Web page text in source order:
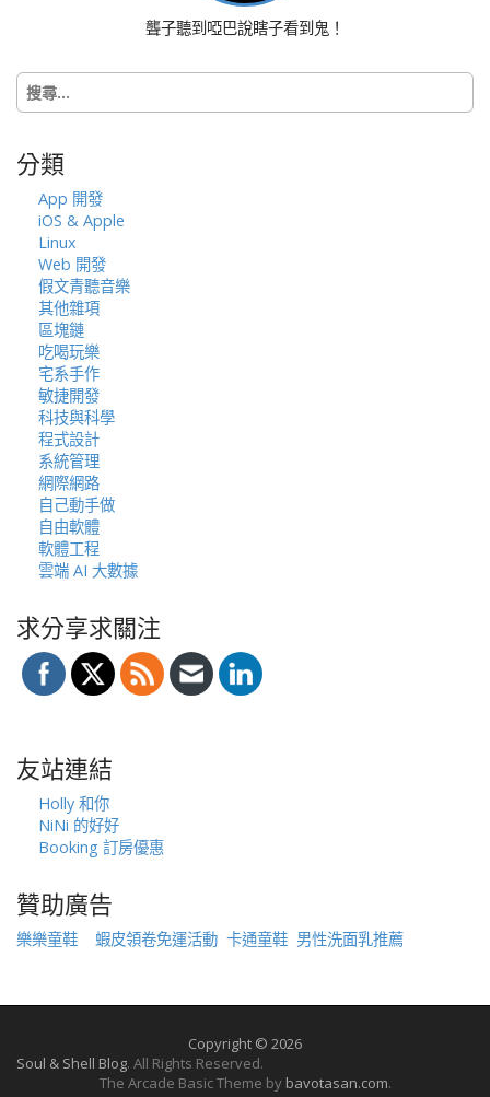
i
o
n
聾子聽到啞巴說瞎子看到鬼！
搜
尋
字:
分類
App 開發
iOS & Apple
Linux
Web 開發
假文青聽音樂
其他雜項
區塊鏈
吃喝玩樂
宅系手作
敏捷開發
科技與科學
程式設計
系統管理
網際網路
自己動手做
自由軟體
軟體工程
雲端 AI 大數據
求分享求關注
友站連結
Holly 和你
NiNi 的好好
Booking 訂房優惠
贊助廣告
樂樂童鞋 蝦皮領卷免運活動 卡通童鞋 男性洗面乳推薦
Copyright © 2026
Soul & Shell Blog. All Rights Reserved.
The Arcade Basic Theme by bavotasan.com.